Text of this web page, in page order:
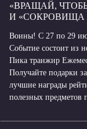
«ВРАЩАЙ,
И «СОКРОВИЩА
Воины! С 27 по 29
Событие состоит из
Пика транжир
Получайте подарки
лучшие награды
полезных предметов